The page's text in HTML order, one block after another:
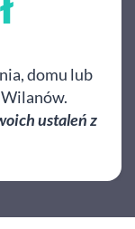
domu lub
ustaleń z